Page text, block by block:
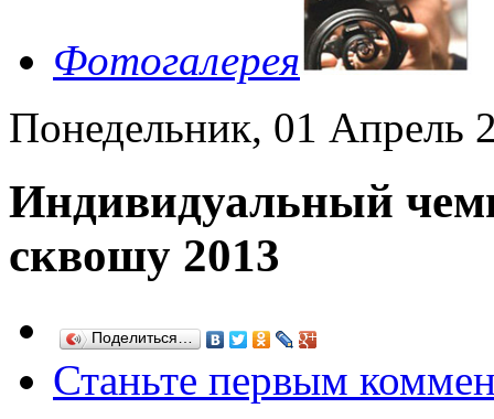
Фотогалерея
Понедельник, 01 Апрель
Индивидуальный
сквошу 2013
Поделиться…
Станьте первым